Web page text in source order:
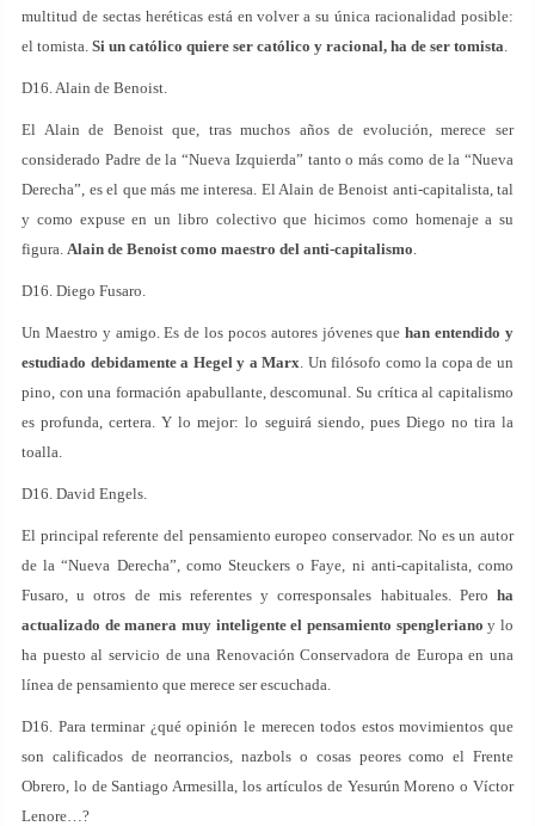
multitud de sectas heréticas está en volver a su única racionalidad posible:
el tomista. Si un católico quiere ser católico y racional, ha de ser tomista.
D16. Alain de Benoist.
El Alain de Benoist que, tras muchos años de evolución, merece ser
considerado Padre de la “Nueva Izquierda” tanto o más como de la “Nueva
Derecha”, es el que más me interesa. El Alain de Benoist anti-capitalista, tal
y como expuse en un libro colectivo que hicimos como homenaje a su
figura. Alain de Benoist como maestro del anti-capitalismo.
D16. Diego Fusaro.
Un Maestro y amigo. Es de los pocos autores jóvenes quehan entendido y
estudiado debidamente a Hegel y a Marx. Un filósofo como la copa de un
pino, con una formación apabullante, descomunal. Su crítica al capitalismo
es profunda, certera. Y lo mejor: lo seguirá siendo, pues Diego no tira la
toalla.
D16. David Engels.
El principal referente del pensamiento europeo conservador. No es un autor
de la “Nueva Derecha”, como Steuckers o Faye, ni anti-capitalista, como
Fusaro, u otros de mis referentes y corresponsales habituales. Pero ha
actualizado de manera muy inteligente el pensamiento spengleriano y lo
ha puesto al servicio de una Renovación Conservadora de Europa en una
línea de pensamiento que merece ser escuchada.
D16. Para terminar ¿qué opinión le merecen todos estos movimientos que
son calificados de neorrancios, nazbols o cosas peores como el Frente
Obrero, lo de Santiago Armesilla, los artículos de Yesurún Moreno o Víctor
Lenore…?